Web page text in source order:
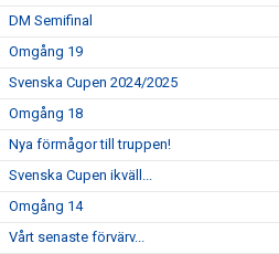
DM Semifinal
Omgång 19
Svenska Cupen 2024/2025
Omgång 18
Nya förmågor till truppen!
Svenska Cupen ikväll...
Omgång 14
Vårt senaste förvärv...